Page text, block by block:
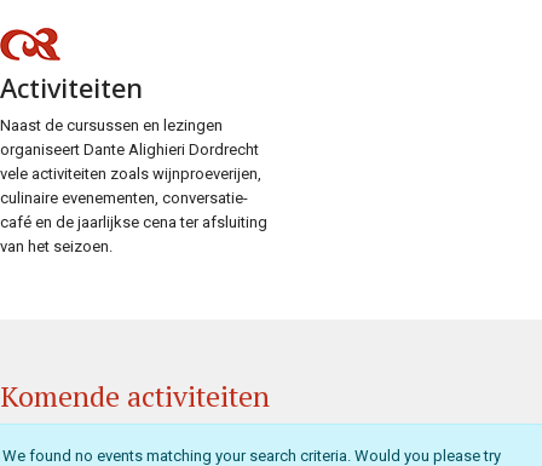
Activiteiten
Naast de cursussen en lezingen
organiseert Dante Alighieri Dordrecht
vele activiteiten zoals wijnproeverijen,
culinaire evenementen, conversatie-
café en de jaarlijkse cena ter afsluiting
van het seizoen.
Komende activiteiten
We found no events matching your search criteria. Would you please try